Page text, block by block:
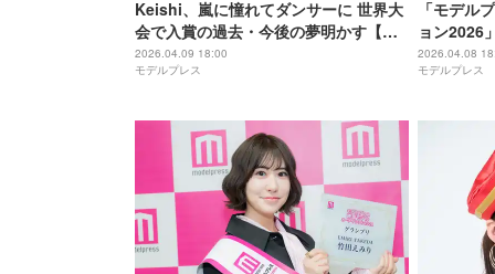
Keishi、嵐に憧れてダンサーに 世界大
会で入賞の過去・今後の夢明かす【モ
デルプレス読者モデルインタビュー】
2026.04.09 18:00
モデルプレス
「モデル
ョン2026
カバーモ
2026.04.08
モデルプレス